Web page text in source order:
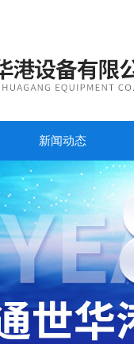
新闻动态